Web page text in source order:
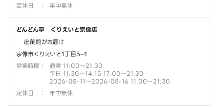
定休日
： 年中無休
どんどん亭 くりえいと宗像店
出前館がお届け
宗像市くりえいと1丁目5-4
営業時間 ：
通常 11:00～21:30
平日 11:30～14:15 17:00～21:30
2026-08-11～2026-08-16 11:00～21:30
定休日
： 年中無休